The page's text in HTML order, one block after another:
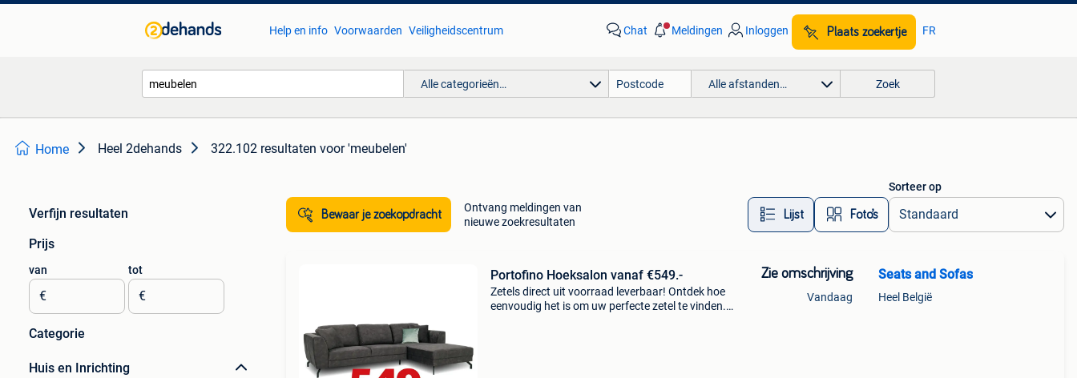
Help en info Voorwaarden Veiligheidscentrum Chat Meldingen Inloggen Plaats zoekertje FR
Alle categorieën… Alle afstanden… Zoek
Home Heel 2dehands 322.102 resultaten voor 'meubelen'
Verfijn resultaten
Prijs
van
€
tot
€
Categorie
Huis en Inrichting
Bewaar je zoekopdracht
Ontvang meldingen van
nieuwe zoekresultaten
Lijst Foto’s
Sorteer op
Portofino Hoeksalon vanaf €549.-
Zetels direct uit voorraad leverbaar! Ontdek hoe
eenvoudig het is om uw perfecte zetel te vinden.
Zie omschrijving
Vandaag
Seats and Sofas
Heel België